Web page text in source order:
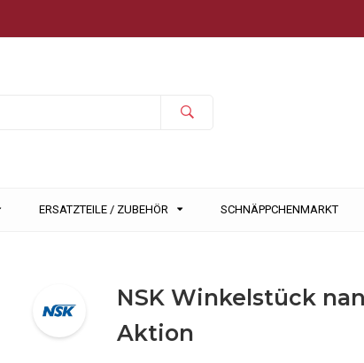
ERSATZTEILE / ZUBEHÖR SCHNÄPPCHENMARKT
NSK Winkelstück
Aktion